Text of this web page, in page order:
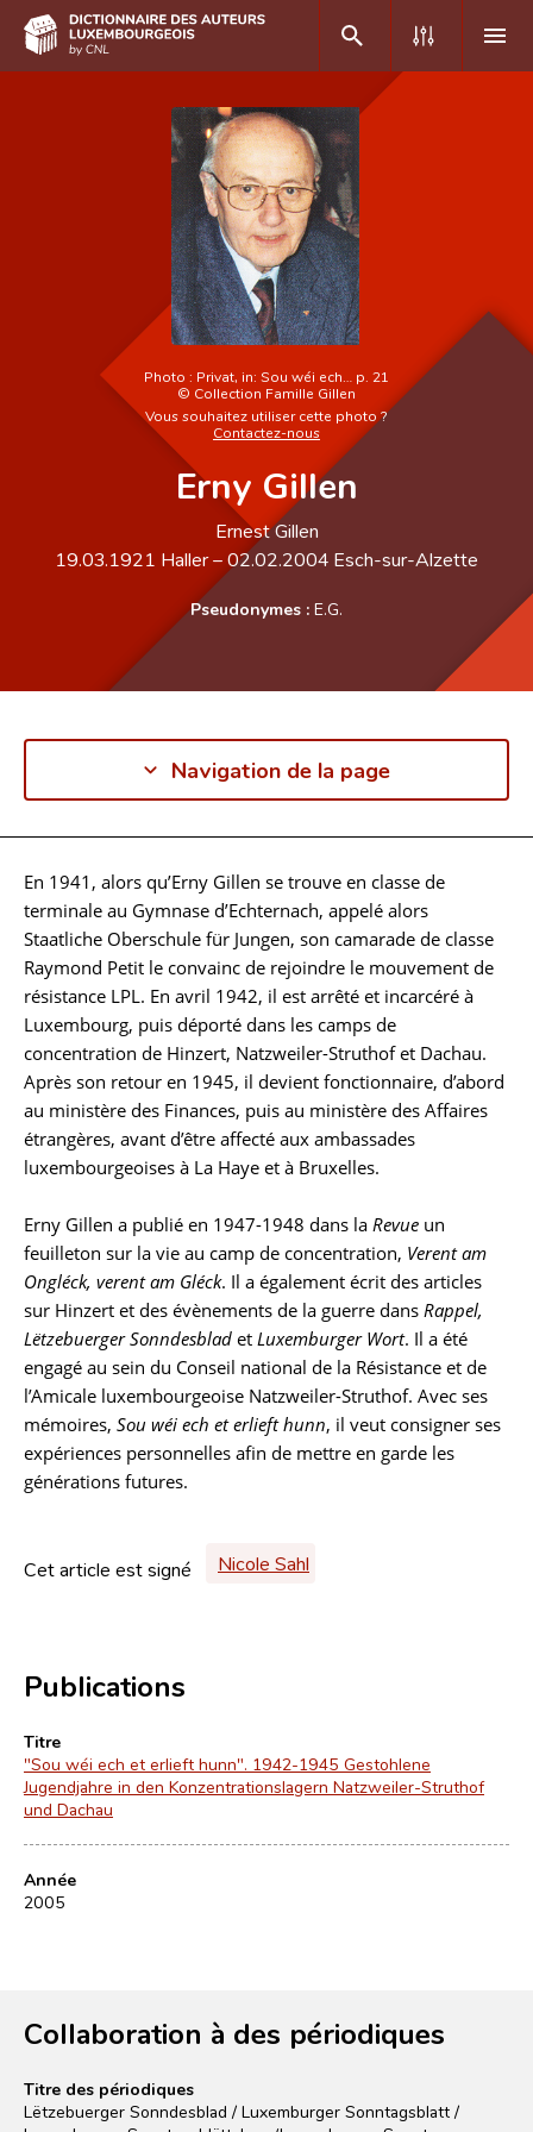
Recherche avancée
Foire aux questions
Équipe scientifique
Photo : Privat, in: Sou wéi ech… p. 21
© Collection Famille Gillen
Vous souhaitez utiliser cette photo ?
Contactez-nous
Erny Gillen
Ernest Gillen
19.03.1921 Haller–02.02.2004 Esch-sur-Alzette
Pseudonymes : E.G.
Navigation de la page
Biographie
En 1941, alors qu’Erny Gillen se trouve en classe de
terminale au Gymnase d’Echternach, appelé alors
Staatliche Oberschule für Jungen, son camarade de classe
Raymond Petit le convainc de rejoindre le mouvement de
résistance LPL. En avril 1942, il est arrêté et incarcéré à
Luxembourg, puis déporté dans les camps de
concentration de Hinzert, Natzweiler-Struthof et Dachau.
Après son retour en 1945, il devient fonctionnaire, d’abord
au ministère des Finances, puis au ministère des Affaires
étrangères, avant d’être affecté aux ambassades
luxembourgeoises à La Haye et à Bruxelles.
Erny Gillen a publié en 1947-1948 dans la Revue un
feuilleton sur la vie au camp de concentration, Verent am
Ongléck, verent am Gléck. Il a également écrit des articles
sur Hinzert et des évènements de la guerre dans Rappel,
Lëtzebuerger Sonndesblad et Luxemburger Wort. Il a été
engagé au sein du Conseil national de la Résistance et de
l’Amicale luxembourgeoise Natzweiler-Struthof. Avec ses
mémoires, Sou wéi ech et erlieft hunn, il veut consigner ses
expériences personnelles afin de mettre en garde les
générations futures.
Cet article est signé Nicole Sahl
Publications
Titre
"Sou wéi ech et erlieft hunn". 1942-1945 Gestohlene
Jugendjahre in den Konzentrationslagern Natzweiler-Struthof
und Dachau
Année
2005
Collaboration à des périodiques
Titre des périodiques
Lëtzebuerger Sonndesblad / Luxemburger Sonntagsblatt /